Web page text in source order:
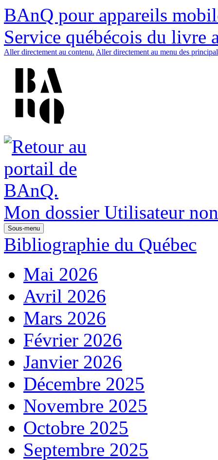
BAnQ pour appareils
Service québécois du livre
Aller directement au contenu. Aller directement au menu des
Mon dossier Utilisateur
Sous-menu
Bibliographie du Québec
Mai 2026
Avril 2026
Mars 2026
Février 2026
Janvier 2026
Décembre 2025
Novembre 2025
Octobre 2025
Septembre 2025